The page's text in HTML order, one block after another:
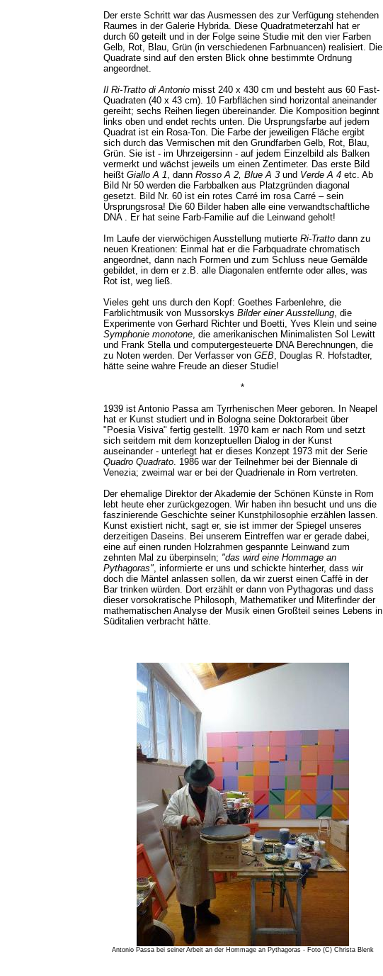
Der erste Schritt war das Ausmessen des zur Verfügung stehenden
Raumes in der Galerie Hybrida. Diese Quadratmeterzahl hat er
durch 60 geteilt und in der Folge seine Studie mit den vier Farben
Gelb, Rot, Blau, Grün (in verschiedenen Farbnuancen) realisiert. Die
Quadrate sind auf den ersten Blick ohne bestimmte Ordnung
angeordnet.
Il Ri-Tratto di Antoniomisst 240 x 430 cm und besteht aus 60 Fast-
Quadraten (40 x 43 cm). 10 Farbflächen sind horizontal aneinander
gereiht; sechs Reihen liegen übereinander. Die Komposition beginnt
links oben und endet rechts unten. Die Ursprungsfarbe auf jedem
Quadrat ist ein Rosa-Ton. Die Farbe der jeweiligen Fläche ergibt
sich durch das Vermischen mit den Grundfarben Gelb, Rot, Blau,
Grün. Sie ist - im Uhrzeigersinn - auf jedem Einzelbild als Balken
vermerkt und wächst jeweils um einen Zentimeter. Das erste Bild
heißt Giallo A 1, dann Rosso A 2, Blue A 3und Verde A 4etc. Ab
Bild Nr 50 werden die Farbbalken aus Platzgründen diagonal
gesetzt. Bild Nr. 60 ist ein rotes Carré im rosa Carré – sein
Ursprungsrosa! Die 60 Bilder haben alle eine verwandtschaftliche
DNA . Er hat seine Farb-Familie auf die Leinwand geholt!
Im Laufe der vierwöchigen Ausstellung mutierte Ri-Trattodann zu
neuen Kreationen: Einmal hat er die Farbquadrate chromatisch
angeordnet, dann nach Formen und zum Schluss neue Gemälde
gebildet, in dem er z.B. alle Diagonalen entfernte oder alles, was
Rot ist, weg ließ.
Vieles geht uns durch den Kopf: Goethes Farbenlehre, die
Farblichtmusik von Mussorskys Bilder einer Ausstellung, die
Experimente von Gerhard Richter und Boetti, Yves Klein und seine
Symphonie monotone, die amerikanischen Minimalisten Sol Lewitt
und Frank Stella und computergesteuerte DNA Berechnungen, die
zu Noten werden. Der Verfasser von GEB, Douglas R. Hofstadter,
hätte seine wahre Freude an dieser Studie!
*
1939 ist Antonio Passa am Tyrrhenischen Meer geboren. In Neapel
hat er Kunst studiert und in Bologna seine Doktorarbeit über
"Poesia Visiva" fertig gestellt. 1970 kam er nach Rom und setzt
sich seitdem mit dem konzeptuellen Dialog in der Kunst
auseinander - unterlegt hat er dieses Konzept 1973 mit der Serie
Quadro Quadrato. 1986 war der Teilnehmer bei der Biennale di
Venezia; zweimal war er bei der Quadrienale in Rom vertreten.
Der ehemalige Direktor der Akademie der Schönen Künste in Rom
lebt heute eher zurückgezogen. Wir haben ihn besucht und uns die
faszinierende Geschichte seiner Kunstphilosophie erzählen lassen.
Kunst existiert nicht, sagt er, sie ist immer der Spiegel unseres
derzeitigen Daseins. Bei unserem Eintreffen war er gerade dabei,
eine auf einen runden Holzrahmen gespannte Leinwand zum
zehnten Mal zu überpinseln; "das wird eine Hommage an
Pythagoras", informierte er uns und schickte hinterher, dass wir
doch die Mäntel anlassen sollen, da wir zuerst einen Caffè in der
Bar trinken würden. Dort erzählt er dann von Pythagoras und dass
dieser vorsokratische Philosoph, Mathematiker und Miterfinder der
mathematischen Analyse der Musik einen Großteil seines Lebens in
Süditalien verbracht hätte.
Antonio Passa bei seiner Arbeit an der Hommage an Pythagoras - Foto (C) Christa Blenk